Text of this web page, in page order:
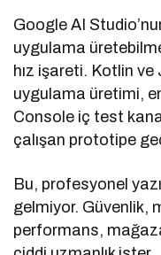
Google AI
uygulama
hız işareti. Kotlin
uygulama üretimi,
Console iç test
çalışan prototipe
Bu, profesyonel
gelmiyor. Güvenlik,
performans,